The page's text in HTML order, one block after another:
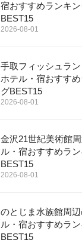
宿おすすめランキ
BEST15
2026-08-01
手取フィッシュラ
ホテル・宿おすす
グBEST15
2026-08-01
金沢21世紀美術館
ル・宿おすすめラ
BEST15
2026-08-01
のとじま水族館周
ル・宿おすすめラ
BEST15